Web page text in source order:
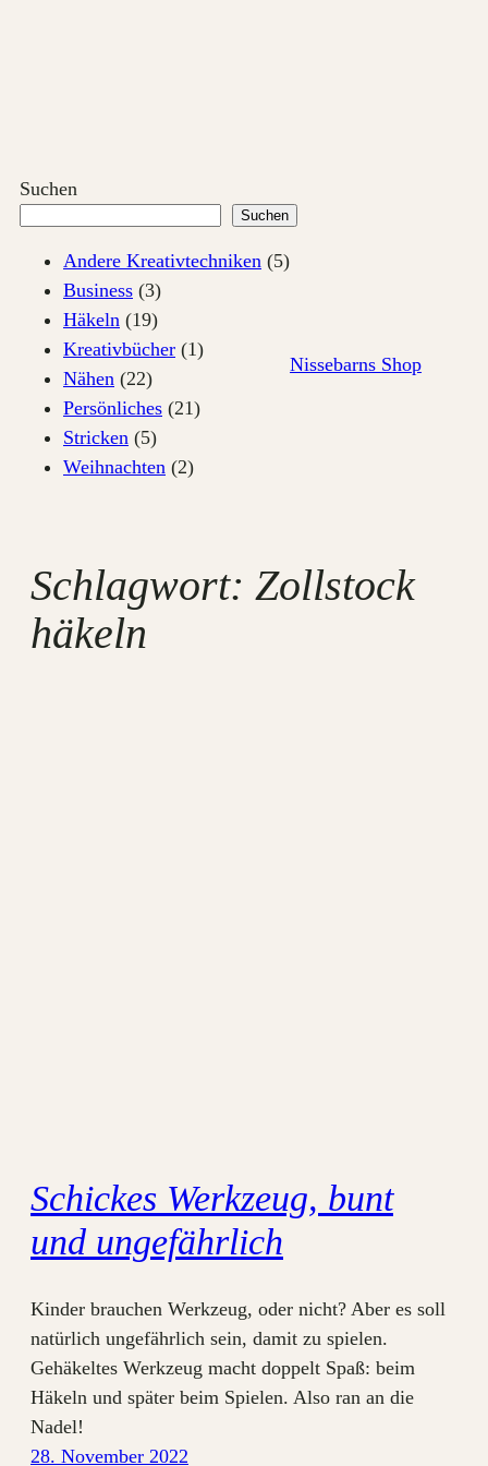
Suchen
Suchen
Andere Kreativtechniken (5)
Business (3)
Häkeln (19)
Kreativbücher (1)
Nähen (22)
Persönliches (21)
Stricken (5)
Weihnachten (2)
Nissebarns Shop
Schlagwort: Zollstock
häkeln
Schickes Werkzeug, bunt
und ungefährlich
Kinder brauchen Werkzeug, oder nicht? Aber es soll
natürlich ungefährlich sein, damit zu spielen.
Gehäkeltes Werkzeug macht doppelt Spaß: beim
Häkeln und später beim Spielen. Also ran an die
Nadel!
28. November 2022